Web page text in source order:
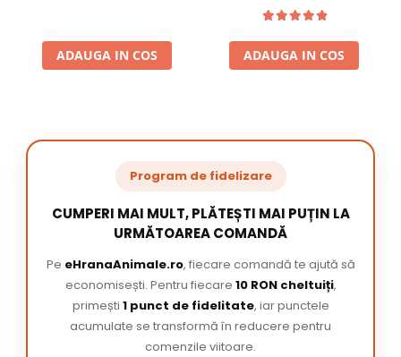
ADAUGA IN COS ADAUGA IN COS
Program de fidelizare
CUMPERI MAI MULT, PLĂTEȘTI MAI PUȚIN LA
URMĂTOAREA COMANDĂ
Pe eHranaAnimale.ro, fiecare comandă te ajută să
economisești. Pentru fiecare 10 RON cheltuiți,
primești 1 punct de fidelitate, iar punctele
acumulate se transformă în reducere pentru
comenzile viitoare.